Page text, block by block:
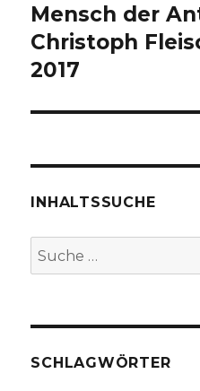
Beitrag:
Mensch der
Christoph
2017
INHALTSSUCHE
Suche
nach:
SCHLAGWÖRTER